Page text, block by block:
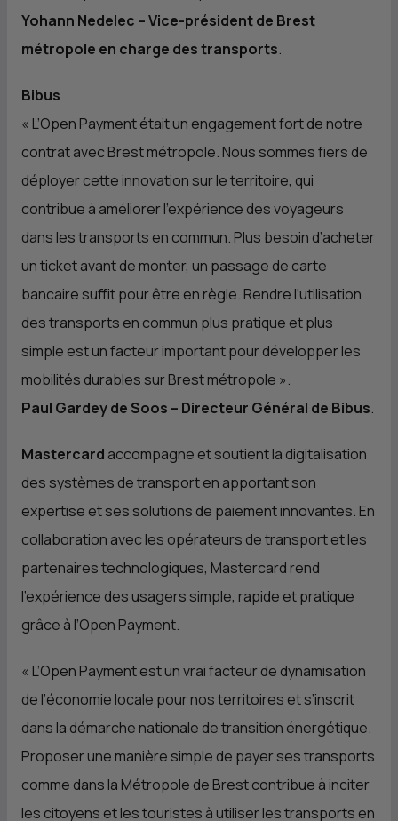
Yohann Nedelec – Vice-président de Brest
métropole en charge des transports.
Bibus
« L’Open Payment était un engagement fort de notre
contrat avec Brest métropole. Nous sommes fiers de
déployer cette innovation sur le territoire, qui
contribue à améliorer l’expérience des voyageurs
dans les transports en commun. Plus besoin d’acheter
un ticket avant de monter, un passage de carte
bancaire suffit pour être en règle. Rendre l’utilisation
des transports en commun plus pratique et plus
simple est un facteur important pour développer les
mobilités durables sur Brest métropole ».
Paul Gardey de Soos – Directeur Général de Bibus.
Mastercard accompagne et soutient la digitalisation
des systèmes de transport en apportant son
expertise et ses solutions de paiement innovantes. En
collaboration avec les opérateurs de transport et les
partenaires technologiques, Mastercard rend
l’expérience des usagers simple, rapide et pratique
grâce à l’Open Payment.
« L’Open Payment est un vrai facteur de dynamisation
de l’économie locale pour nos territoires et s’inscrit
dans la démarche nationale de transition énergétique.
Proposer une manière simple de payer ses transports
comme dans la Métropole de Brest contribue à inciter
les citoyens et les touristes à utiliser les transports en